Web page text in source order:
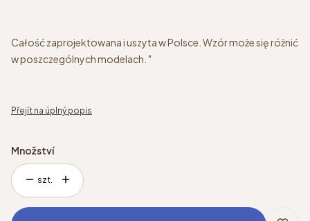
Całość zaprojektowana i uszyta w Polsce. Wzór może się różnić
w poszczególnych modelach. "
Přejít na úplný popis
Množství
szt.